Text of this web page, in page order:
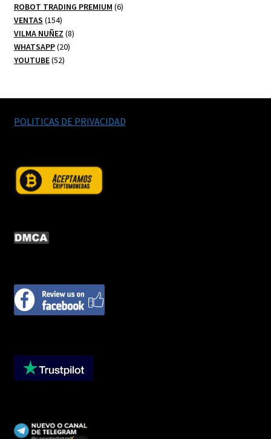
productos
ROBOT TRADING PREMIUM 66
VENTAS 154154
productos
VILMA NUÑEZ 88
WHATSAPP 2020
YOUTUBE 5252
POLITICAS DE PRIVACIDAD